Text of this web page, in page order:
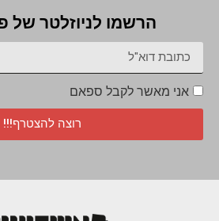
הרשמו לניוזלטר של
אני מאשר לקבל ספאם
רוצה להצטרף!!!